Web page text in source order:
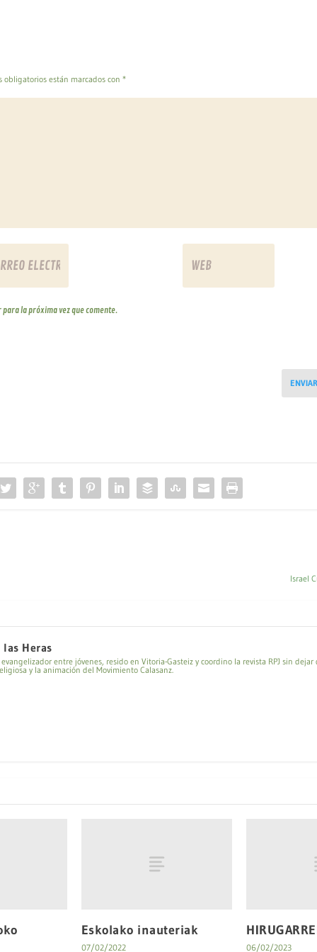
obligatorios están marcados con *
la próxima vez que comente.
Israel
las Heras
entre jóvenes, resido en Vitoria-Gasteiz y coordino la revista RPJ sin dejar
y la animación del Movimiento Calasanz.
Eskolako inauteriak
07/02/2022 06/02/2023